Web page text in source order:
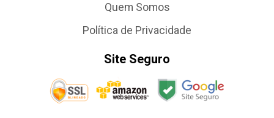
Quem Somos
Política de Privacidade
Site Seguro